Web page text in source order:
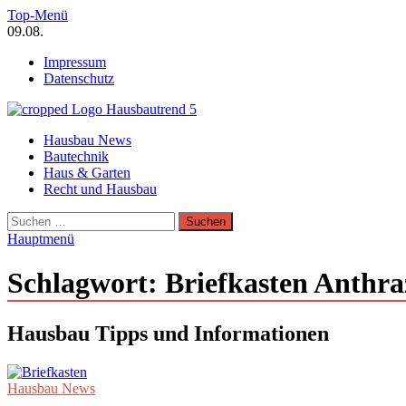
Zum
Inhalt
Top-Menü
09.08.
Impressum
Datenschutz
Hausbautrend Hausbau Trends
Hausbau, Modernisierung, Energietechnik, Haustechnik
Hausbau News
Bautechnik
Haus & Garten
Recht und Hausbau
Suchen
nach:
Hauptmenü
Schlagwort: Briefkasten
Hausbau Tipps und Informationen
Hausbau News